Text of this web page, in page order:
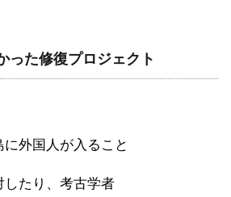
った修復プロジェクト
外国人が入ること
したり、考古学者